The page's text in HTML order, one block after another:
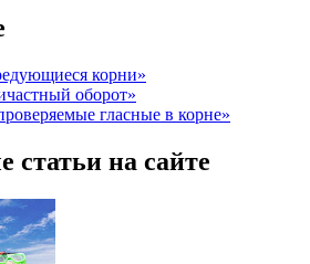
корни»
оборот»
гласные в корне»
статьи на сайте